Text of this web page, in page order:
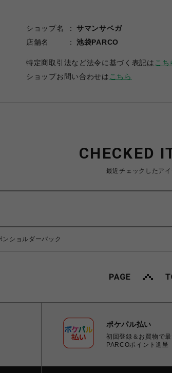
ショップ名
サマンサベガ
店舗名
池袋PARCO
特定商取引法など法令に基づく表記は こち
ショップお問い合わせは こちら
CHECKED
最近チェックしたアイ
ンショルダーバック
ポケパル払い
初回登録＆お買物で
PARCOポイント進呈